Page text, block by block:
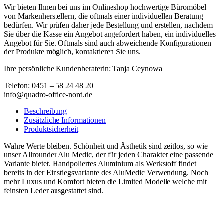
Wir bieten Ihnen bei uns im Onlineshop hochwertige Büromöbel
von Markenherstellern, die oftmals einer individuellen Beratung
bedürfen. Wir prüfen daher jede Bestellung und erstellen, nachdem
Sie über die Kasse ein Angebot angefordert haben, ein individuelles
Angebot für Sie. Oftmals sind auch abweichende Konfigurationen
der Produkte möglich, kontaktieren Sie uns.
Ihre persönliche Kundenberaterin: Tanja Ceynowa
Telefon: 0451 – 58 24 48 20
info@quadro-office-nord.de
Beschreibung
Zusätzliche Informationen
Produktsicherheit
Wahre Werte bleiben. Schönheit und Ästhetik sind zeitlos, so wie
unser Allrounder Alu Medic, der für jeden Charakter eine passende
Variante bietet. Handpoliertes Aluminium als Werkstoff findet
bereits in der Einstiegsvariante des AluMedic Verwendung. Noch
mehr Luxus und Komfort bieten die Limited Modelle welche mit
feinsten Leder ausgestattet sind.